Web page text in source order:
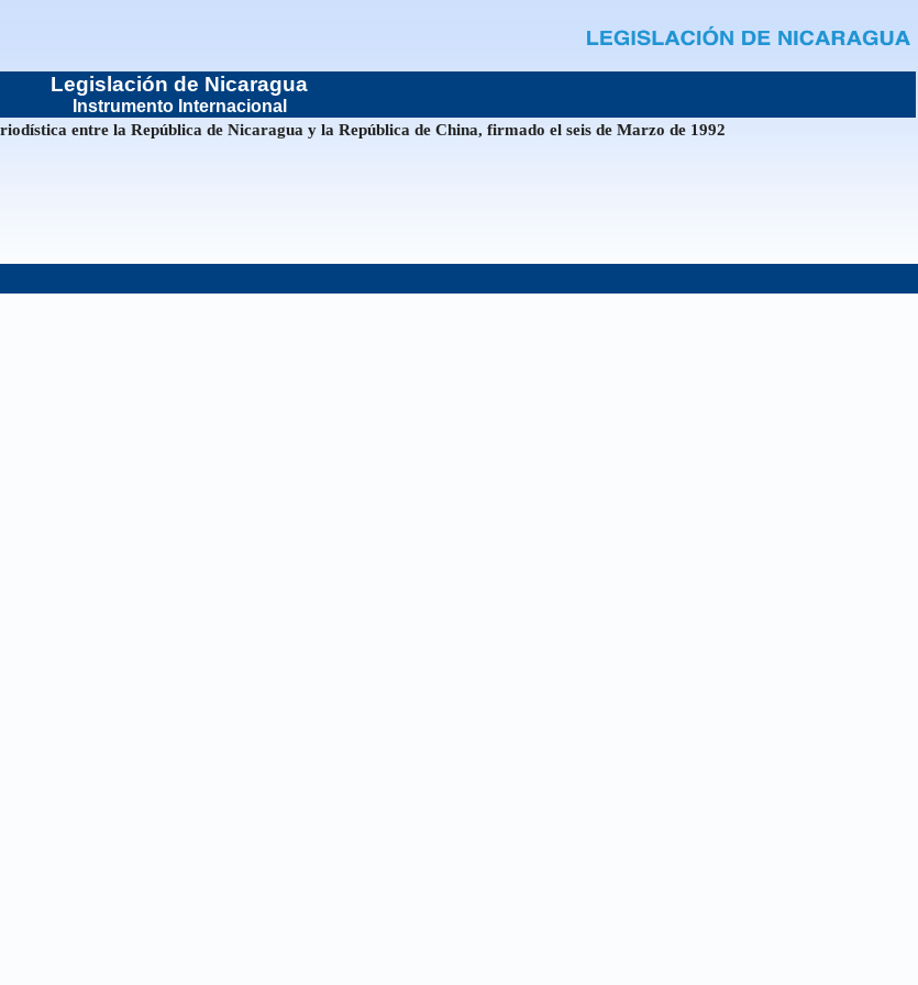
Legislación de Nicaragua
Instrumento Internacional
entre la República de Nicaragua y la República de China, firmado el seis de Marzo de 1992